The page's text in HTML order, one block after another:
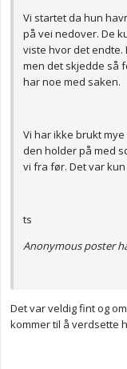
Vi startet da hun
på vei nedover. De
viste hvor det
men det skjedde så
har noe med saken.
Vi har ikke brukt
den holder på med
vi fra før. Det var
ts
Anonymous poster
Det var veldig fint og
kommer til å verdsette